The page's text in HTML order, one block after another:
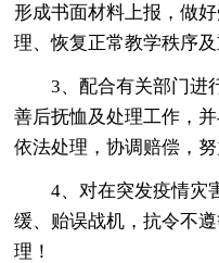
形成书面材料上报，做
理、恢复正常教学秩序及
3、配合有关部门进
善后抚恤及处理工作，
依法处理，协调赔偿，
4、对在突发疫情灾
缓、贻误战机，抗令不
理！